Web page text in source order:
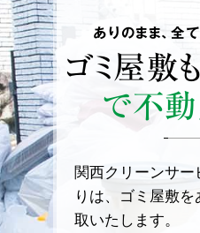
ありのまま、全
ゴミ屋敷も
で不
関西クリーンサ
りは、ゴミ屋敷
取いたします。